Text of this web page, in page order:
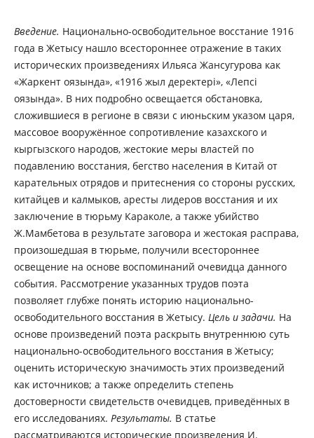
Введение. Национально-освободительное восстание 1916
года в Жетысу нашло всестороннее отражение в таких
исторических произведениях Ильяса Жансугурова как
«Жаркент оязында», «1916 жыл деректері», «Лепсі
оязында». В них подробно освещается обстановка,
сложившиеся в регионе в связи с июньским указом царя,
массовое вооружённое сопротивление казахского и
кыргызского народов, жестокие меры властей по
подавлению восстания, бегство населения в Китай от
карательных отрядов и притеснения со стороны русских,
китайцев и калмыков, аресты лидеров восстания и их
заключение в тюрьму Караколе, а также убийство
Ж.Мамбетова в результате заговора и жестокая расправа,
произошедшая в тюрьме, получили всестороннее
освещение на основе воспоминаний очевидца данного
события. Рассмотрение указанных трудов поэта
позволяет глубже понять историю национально-
освободительного восстания в Жетысу. Цель и задачи. На
основе произведений поэта раскрыть внутреннюю суть
национально-освободительного восстания в Жетысу;
оценить историческую значимость этих произведений
как источников; а также определить степень
достоверности свидетельств очевидцев, приведённых в
его исследованиях. Результаты. В статье
рассматриваются исторические произведения И.